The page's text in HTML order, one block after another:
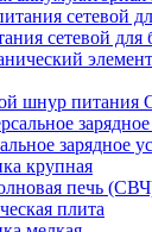
сетевой
зарядное
крупная
печь
плита